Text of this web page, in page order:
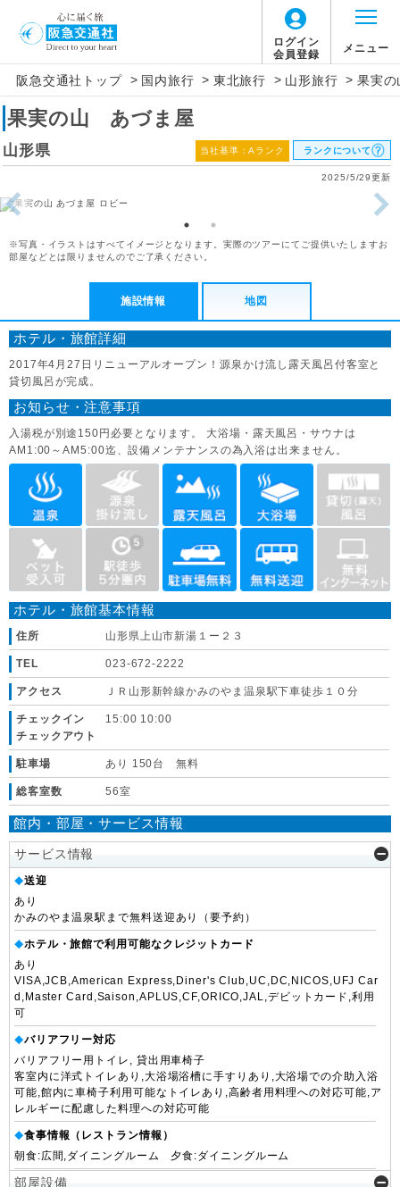
ログイン
会員登録
メニュー
阪急交通社トップ > 国内旅行 > 東北旅行 > 山形旅行 > 果実
果実の山 あづま屋
山形県 当社基準：Aランク ランクについて
2025/5/29更新
※写真・イラストはすべてイメージとなります。実際のツアーにてご提供いたしますお
部屋などとは限りませんのでご了承ください。
施設情報 地図
ホテル・旅館詳細
2017年4月27日リニューアルオープン！源泉かけ流し露天風呂付客室と
貸切風呂が完成。
お知らせ・注意事項
入湯税が別途150円必要となります。 大浴場・露天風呂・サウナは
AM1:00～AM5:00迄、設備メンテナンスの為入浴は出来ません。
ホテル・旅館基本情報
住所 山形県上山市新湯１ー２３
TEL 023-672-2222
アクセス ＪＲ山形新幹線かみのやま温泉駅下車徒歩１０分
チェックイン
チェックアウト
15:00 10:00
駐車場 あり 150台 無料
総客室数 56室
館内・部屋・サービス情報
サービス情報
◆送迎
あり
かみのやま温泉駅まで無料送迎あり（要予約）
◆ホテル・旅館で利用可能なクレジットカード
あり
VISA,JCB,American Express,Diner's Club,UC,DC,NICOS,UFJ Car
d,Master Card,Saison,APLUS,CF,ORICO,JAL,デビットカード,利用
可
◆バリアフリー対応
バリアフリー用トイレ, 貸出用車椅子
客室内に洋式トイレあり,大浴場浴槽に手すりあり,大浴場での介助入浴
可能,館内に車椅子利用可能なトイレあり,高齢者用料理への対応可能,ア
レルギーに配慮した料理への対応可能
◆食事情報（レストラン情報）
朝食:広間,ダイニングルーム 夕食:ダイニングルーム
部屋設備